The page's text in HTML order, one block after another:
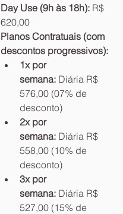
Day Use (9h às 18h): R$
620,00
Planos Contratuais (com
descontos progressivos):
1x por
semana: Diária R$
576,00 (07% de
desconto)
2x por
semana: Diária R$
558,00 (10% de
desconto)
3x por
semana: Diária R$
527,00 (15% de